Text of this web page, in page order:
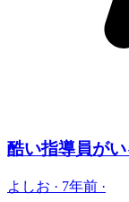
酷い指導員がい
よしお · 7年前 ·